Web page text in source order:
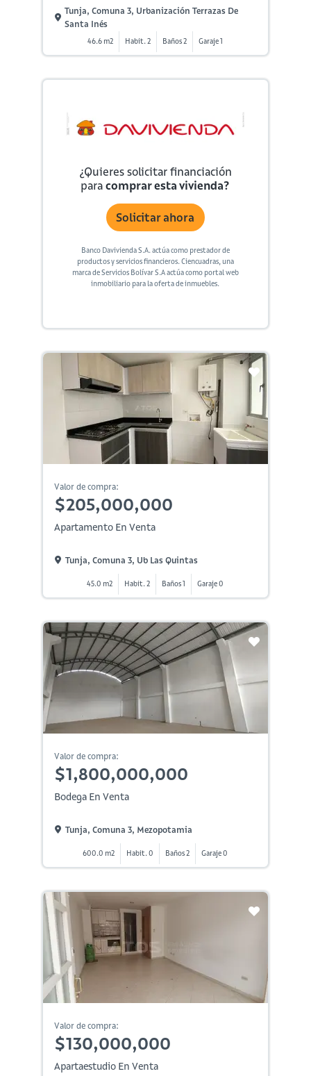
Tunja, Comuna 3, Urbanización Terrazas De
Santa Inés
46.6 m2 Habit. 2 Baños 2 Garaje 1
¿Quieres solicitar financiación
paracomprar esta vivienda?
Solicitar ahora
Banco Davivienda S.A. actúa como prestador de
productos y servicios financieros. Ciencuadras, una
marca de Servicios Bolívar S.A actúa como portal web
inmobiliario para la oferta de inmuebles.
Valor de compra:
$205,000,000
Apartamento En Venta
Tunja, Comuna 3, Ub Las Quintas
45.0 m2 Habit. 2 Baños 1 Garaje 0
Valor de compra:
$1,800,000,000
Bodega En Venta
Tunja, Comuna 3, Mezopotamia
600.0 m2 Habit. 0 Baños 2 Garaje 0
Valor de compra:
$130,000,000
Apartaestudio En Venta